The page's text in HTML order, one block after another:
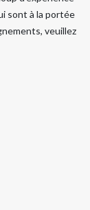
sont à la portée
veuillez